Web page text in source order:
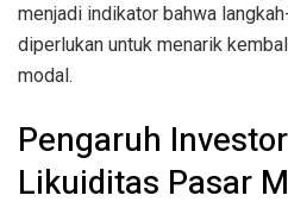
menjadi indikator bahwa
diperlukan untuk menarik
modal.
Pengaruh
Likuiditas Pasar